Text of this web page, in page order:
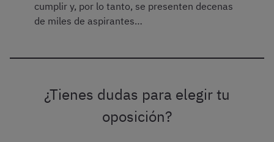
cumplir y, por lo tanto, se presenten decenas
de miles de aspirantes…
¿Tienes dudas para elegir tu
oposición?